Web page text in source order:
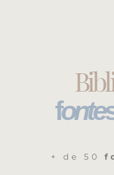
fonte
+ de 50